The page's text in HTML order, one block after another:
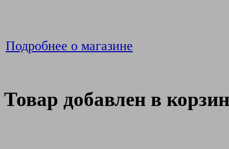
Подробнее о магазине
Товар добавлен в